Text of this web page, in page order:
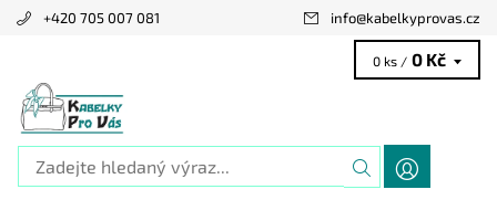
+420 705 007 081 info@kabelkyprovas.cz
0 ks / 0 Kč